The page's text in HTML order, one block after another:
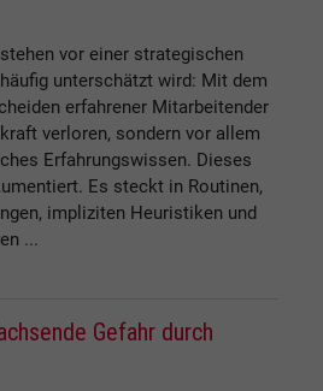
vor einer strategischen
unterschätzt wird: Mit dem
erfahrener Mitarbeitender
verloren, sondern vor allem
Erfahrungswissen. Dieses
Es steckt in Routinen,
impliziten Heuristiken und
...
Gefahr durch